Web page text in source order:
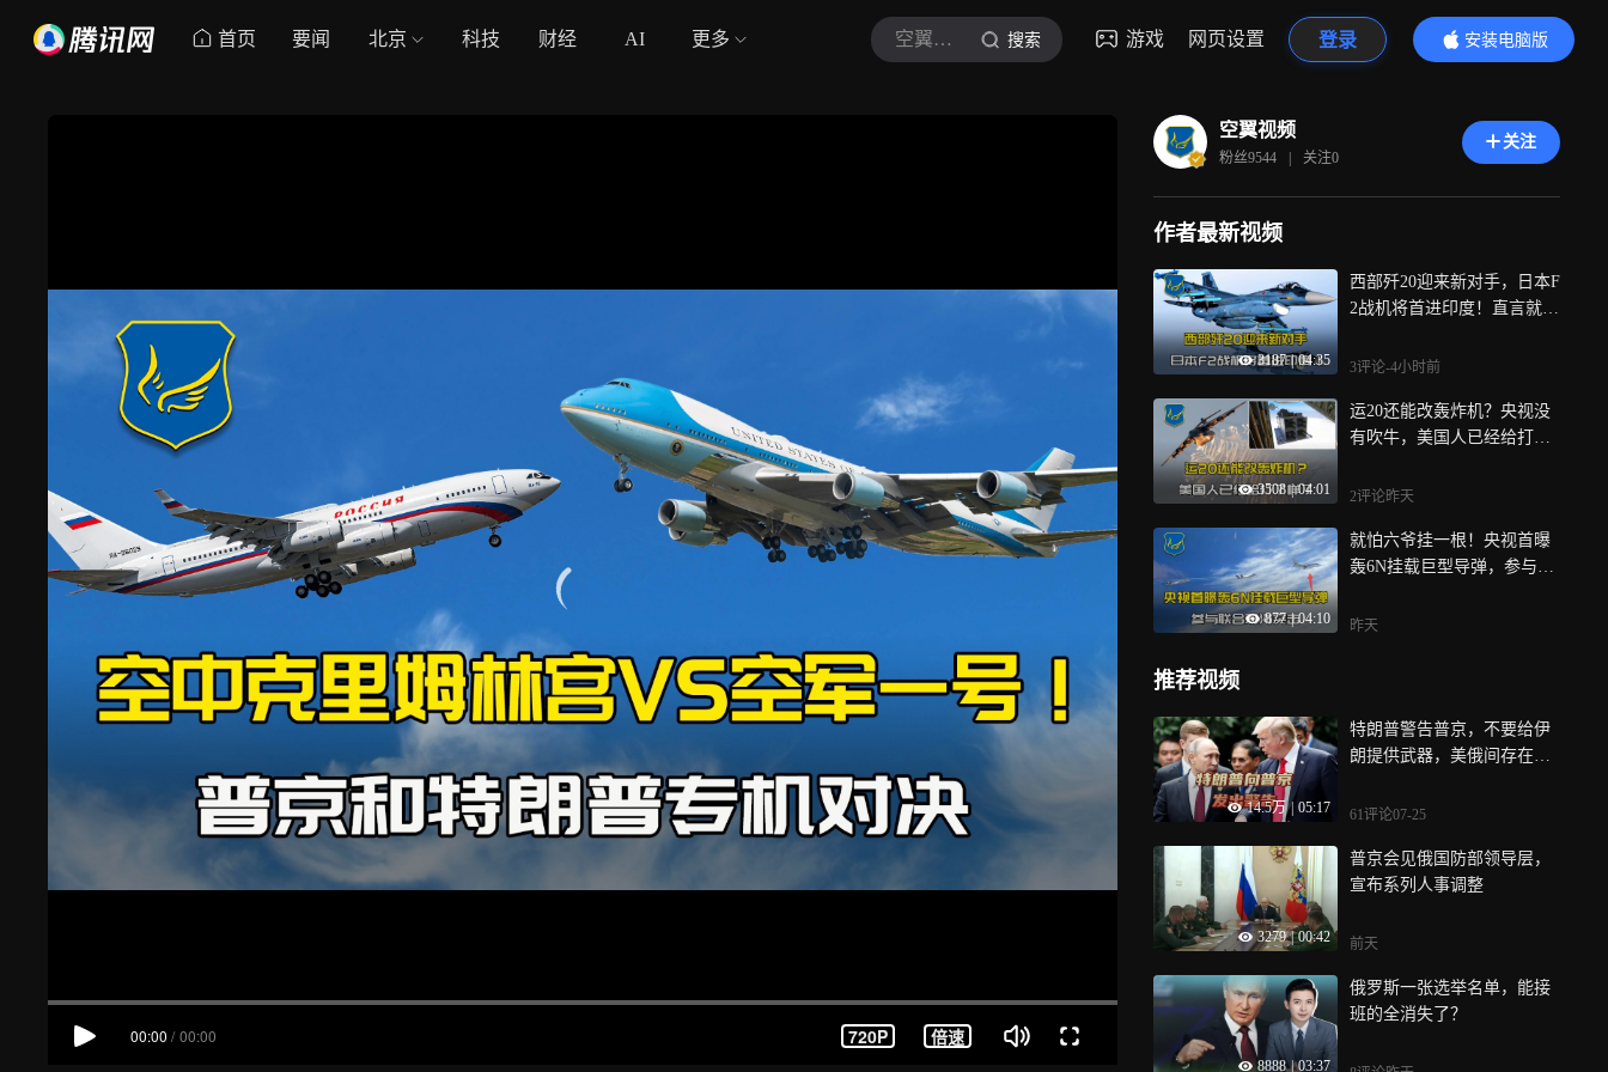
首页 要闻 北京 科技 财经 AI 更多 空翼视频 搜索 游戏 网页设置 登录
安装电脑版
内容更精彩
00:00 / 00:00 720P 倍速
空翼视频
粉丝9544 | 关注0
关注
作者最新视频
3187 | 04:35
西部歼20迎来新对手，日本F
2战机将首进印度！直言就是
3评论-4小时前
3508 | 04:01
运20还能改轰炸机？央视没
有吹牛，美国人已经给打了
2评论昨天
877 | 04:10
就怕六爷挂一根！央视首曝
轰6N挂载巨型导弹，参与联
昨天
推荐视频
14.5万 | 05:17
特朗普警告普京，不要给伊
朗提供武器，美俄间存在三
61评论07-25
3279 | 00:42
普京会见俄国防部领导层，
宣布系列人事调整
前天
8888 | 03:37
俄罗斯一张选举名单，能接
班的全消失了？